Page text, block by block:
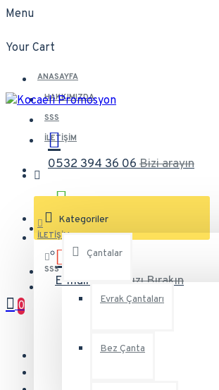
Menu
Your Cart
ANASAYFA
HAKKIMIZDA
SSS
İLETIŞIM
0532 394 36 06Bizi arayın
Whatsapp
E-mail Mesajınızı Bırakın
Kategoriler
Çantalar
Evrak Çantaları
Bez Çanta
İLETIŞIM
SSS
0